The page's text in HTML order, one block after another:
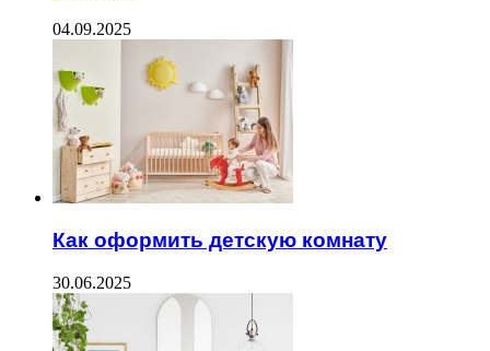
04.09.2025
Как оформить детскую комнату
30.06.2025